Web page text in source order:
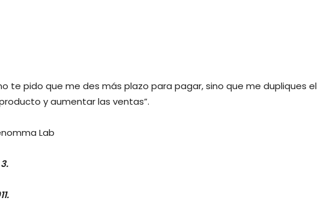
te pido que me des más plazo para pagar, sino que me dupliques el
y aumentar las ventas”.
Lab